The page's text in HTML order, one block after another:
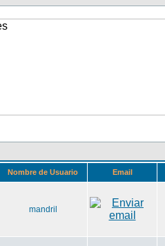
Nombre de Usuario Email
mandril